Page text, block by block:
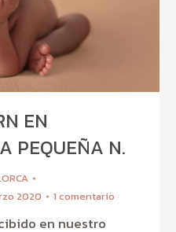
EN
PEQUEÑA N.
2020 1 comentario
en nuestro